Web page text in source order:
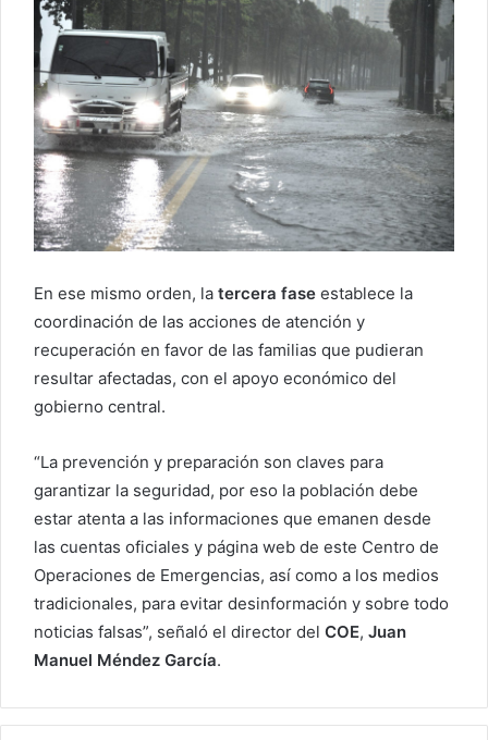
En ese mismo orden, la tercera fase establece la
coordinación de las acciones de atención y
recuperación en favor de las familias que pudieran
resultar afectadas, con el apoyo económico del
gobierno central.
“La prevención y preparación son claves para
garantizar la seguridad, por eso la población debe
estar atenta a las informaciones que emanen desde
las cuentas oficiales y página web de este Centro de
Operaciones de Emergencias, así como a los medios
tradicionales, para evitar desinformación y sobre todo
noticias falsas”, señaló el director del COE, Juan
Manuel Méndez García.